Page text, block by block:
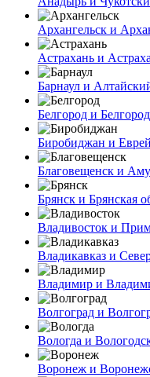
Архангельск и
Астрахань и
Барнаул и
Белгород и
Биробиджан и
Благовещенск и
Брянск и Брянская
Владивосток и
Владикавказ и
Владимир и
Волгоград и
Вологда и
Воронеж и